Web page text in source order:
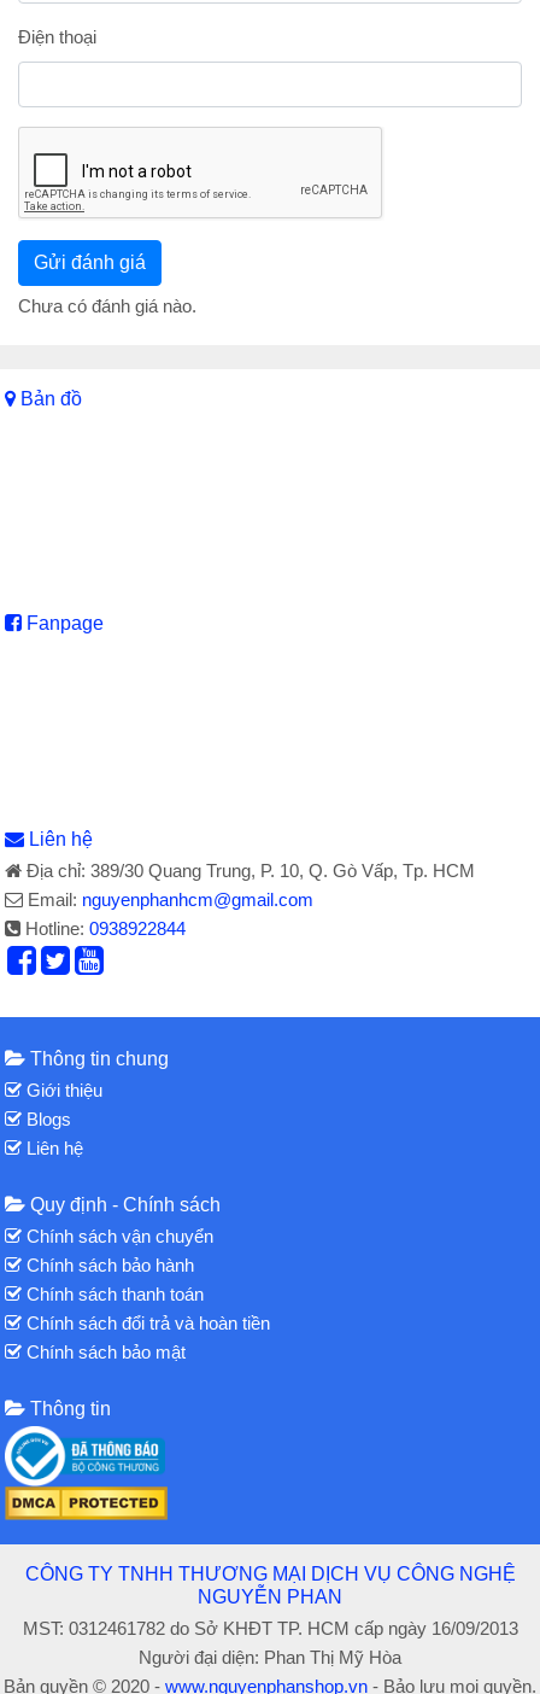
Điện thoại
Chưa có đánh giá nào.
Bản đồ
Fanpage
Liên hệ
Địa chỉ: 389/30 Quang Trung, P. 10, Q. Gò Vấp, Tp. HCM
Email: nguyenphanhcm@gmail.com
Hotline:0938922844
Thông tin chung
Giới thiệu
Blogs
Liên hệ
Quy định - Chính sách
Chính sách vận chuyển
Chính sách bảo hành
Chính sách thanh toán
Chính sách đổi trả và hoàn tiền
Chính sách bảo mật
Thông tin
CÔNG TY TNHH THƯƠNG MẠI DỊCH VỤ CÔNG NGHỆ
NGUYỄN PHAN
MST: 0312461782 do Sở KHĐT TP. HCM cấp ngày 16/09/2013
Người đại diện: Phan Thị Mỹ Hòa
Bản quyền © 2020 - www.nguyenphanshop.vn - Bảo lưu mọi quyền.